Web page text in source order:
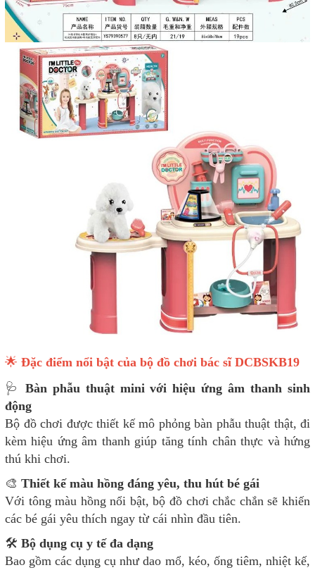
🌟 Đặc điểm nổi bật của bộ đồ chơi bác sĩ DCBSKB19
🩺 Bàn phẫu thuật mini với hiệu ứng âm thanh sinh
động
Bộ đồ chơi được thiết kế mô phỏng bàn phẫu thuật thật, đi
kèm hiệu ứng âm thanh giúp tăng tính chân thực và hứng
thú khi chơi.
🎨 Thiết kế màu hồng đáng yêu, thu hút bé gái
Với tông màu hồng nổi bật, bộ đồ chơi chắc chắn sẽ khiến
các bé gái yêu thích ngay từ cái nhìn đầu tiên.
🛠 Bộ dụng cụ y tế đa dạng
Bao gồm các dụng cụ như dao mổ, kéo, ống tiêm, nhiệt kế,